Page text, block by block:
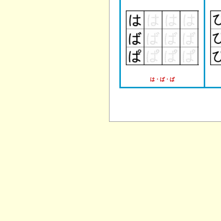
は・ば・ぱ